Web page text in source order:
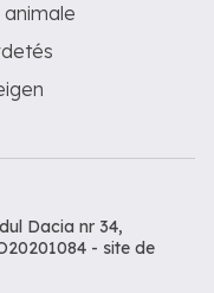
Dacia nr 34,
- site de